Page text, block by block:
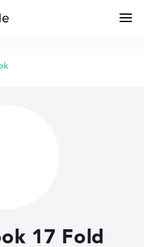
Deals 17 Fold